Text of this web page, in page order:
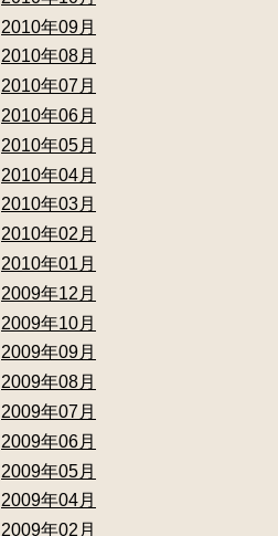
2010年09月
2010年08月
2010年07月
2010年06月
2010年05月
2010年04月
2010年03月
2010年02月
2010年01月
2009年12月
2009年10月
2009年09月
2009年08月
2009年07月
2009年06月
2009年05月
2009年04月
2009年02月